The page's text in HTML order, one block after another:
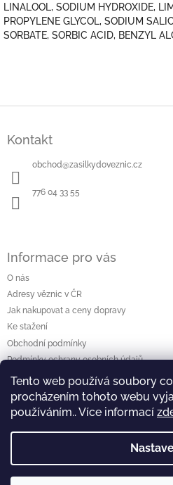
Tento web používá soubory
procházením tohoto webu
používáním.. Více informací
LINALOOL, SODIUM HYDROXIDE,
PROPYLENE GLYCOL, SODIUM
SORBATE, SORBIC ACID, BENZYL
Kontakt
obchod@zasilkydoveznic.cz
776 04 33 55
Informace pro vás
O nás
Adresy věznic v ČR
Jak nakupovat a ceny dopravy
Ke stažení
Obchodní podmínky
Podmínky ochrany osobních údajů
Vyhledávání